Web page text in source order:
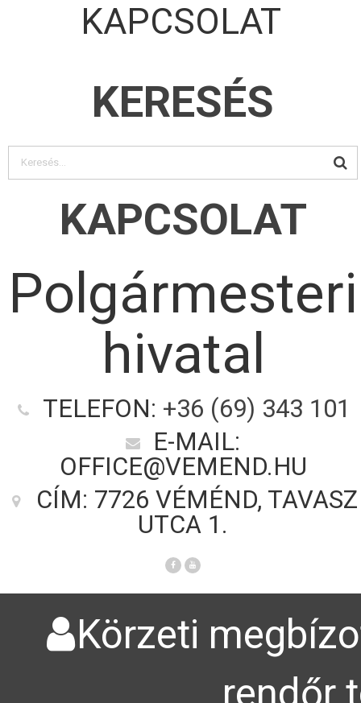
KAPCSOLAT
KERESÉS
KAPCSOLAT
Polgármesteri
hivatal
TELEFON: +36 (69) 343 101
E-MAIL:
OFFICE@VEMEND.HU
CÍM: 7726 VÉMÉND, TAVASZ
UTCA 1.
Körzeti
rendőr